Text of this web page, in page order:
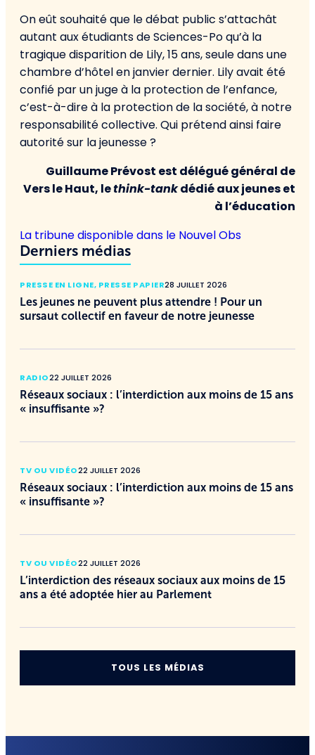
On eût souhaité que le débat public s’attachât
autant aux étudiants de Sciences-Po qu’à la
tragique disparition de Lily, 15 ans, seule dans une
chambre d’hôtel en janvier dernier. Lily avait été
confié par un juge à la protection de l’enfance,
c’est-à-dire à la protection de la société, à notre
responsabilité collective. Qui prétend ainsi faire
autorité sur la jeunesse ?
Guillaume Prévost est délégué général de
Vers le Haut, lethink-tankdédié aux jeunes et
à l’éducation
La tribune disponible dans le Nouvel Obs
Derniers médias
PRESSE EN LIGNE, PRESSE PAPIER28 JUILLET 2026
Les jeunes ne peuvent plus attendre ! Pour un
sursaut collectif en faveur de notre jeunesse
RADIO22 JUILLET 2026
Réseaux sociaux : l’interdiction aux moins de 15 ans
« insuffisante »?
TV OU VIDÉO22 JUILLET 2026
Réseaux sociaux : l’interdiction aux moins de 15 ans
« insuffisante »?
TV OU VIDÉO22 JUILLET 2026
L’interdiction des réseaux sociaux aux moins de 15
ans a été adoptée hier au Parlement
TOUS LES MÉDIAS